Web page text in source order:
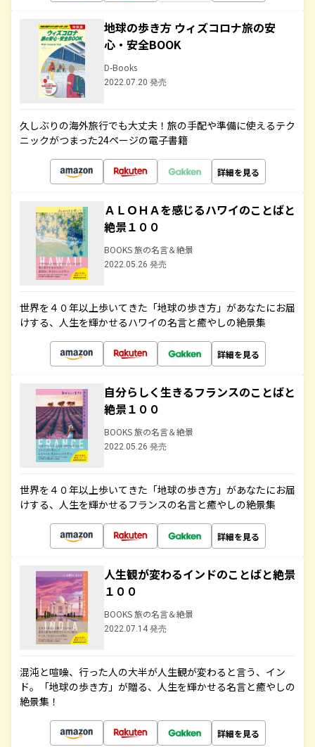
地球の歩き方 ウィズコロナ旅の安
心・安全BOOK
D-Books
2022.07.20 発売
久しぶりの海外旅行でも大丈夫！旅の手配や準備に使えるテク
ニックがつまった24ページの電子書籍
詳細を見る
ＡＬＯＨＡを感じるハワイのことばと
絶景１００
BOOKS 旅の名言＆絶景
2022.05.26 発売
世界を４０年以上歩いてきた「地球の歩き方」があなたにお届
けする、人生を輝かせるハワイの名言と癒やしの絶景集
詳細を見る
自分らしく生きるフランスのことばと
絶景１００
BOOKS 旅の名言＆絶景
2022.05.26 発売
世界を４０年以上歩いてきた「地球の歩き方」があなたにお届
けする、人生を輝かせるフランスの名言と癒やしの絶景集
詳細を見る
人生観が変わるインドのことばと絶景
１００
BOOKS 旅の名言＆絶景
2022.07.14 発売
混沌と喧噪、行った人の大半が人生観が変わると言う、イン
ド。「地球の歩き方」が贈る、人生を輝かせる名言と癒やしの
絶景集！
詳細を見る